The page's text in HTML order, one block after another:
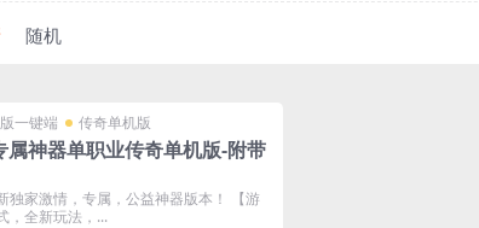
随机
一键端 传奇单机版
属神器单职业传奇单机版-附带
独家激情，专属，公益神器版本！ 【游
，全新玩法，...